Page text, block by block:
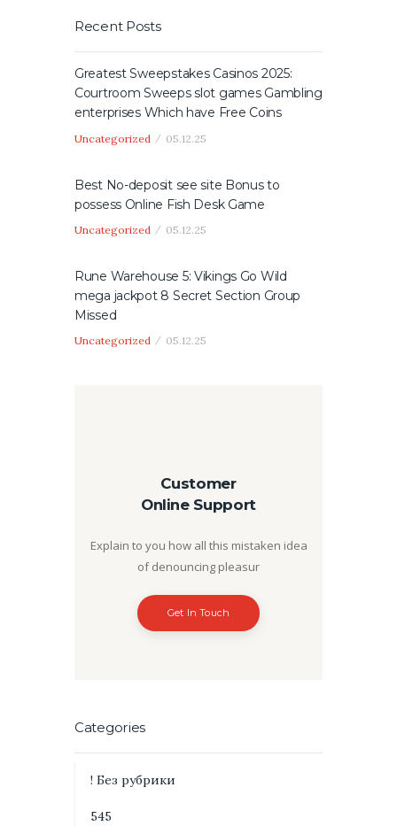
Recent Posts
Greatest Sweepstakes Casinos 2025:
Courtroom Sweeps slot games Gambling
enterprises Which have Free Coins
Uncategorized 05.12.25
Best No-deposit see site Bonus to
possess Online Fish Desk Game
Uncategorized 05.12.25
Rune Warehouse 5: Vikings Go Wild
mega jackpot 8 Secret Section Group
Missed
Uncategorized 05.12.25
Customer
Online Support
Explain to you how all this mistaken idea
of denouncing pleasur
Get In Touch
Categories
! Без рубрики
545